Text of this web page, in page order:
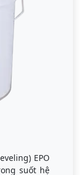
EPO
suốt hệ